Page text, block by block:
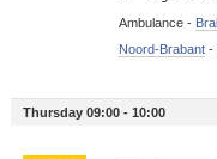
Ambulance -
Noord-Brabant-
Thursday 09:00 - 10:00